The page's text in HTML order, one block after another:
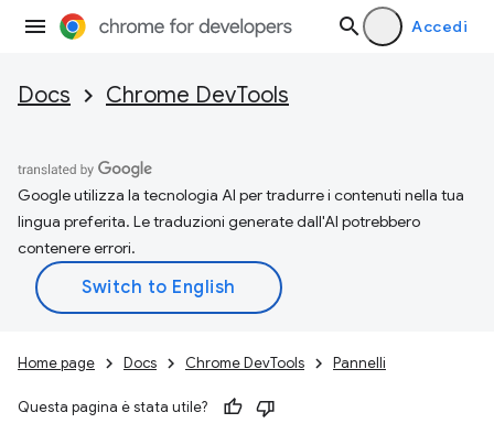
Accedi
Docs Chrome DevTools
Google utilizza la tecnologia AI per tradurre i contenuti nella tua
lingua preferita. Le traduzioni generate dall'AI potrebbero
contenere errori.
Home page Docs Chrome DevTools Pannelli
Questa pagina è stata utile?